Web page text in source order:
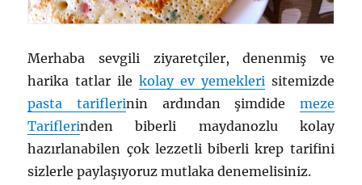
Merhaba sevgili ziyaretçiler, denenmiş ve
harika tatlar ile kolay ev yemeklerisitemizde
pasta tariflerinin ardından şimdide meze
Tariflerinden biberli maydanozlu kolay
hazırlanabilen çok lezzetli biberli krep tarifini
sizlerle paylaşıyoruz mutlaka denemelisiniz.